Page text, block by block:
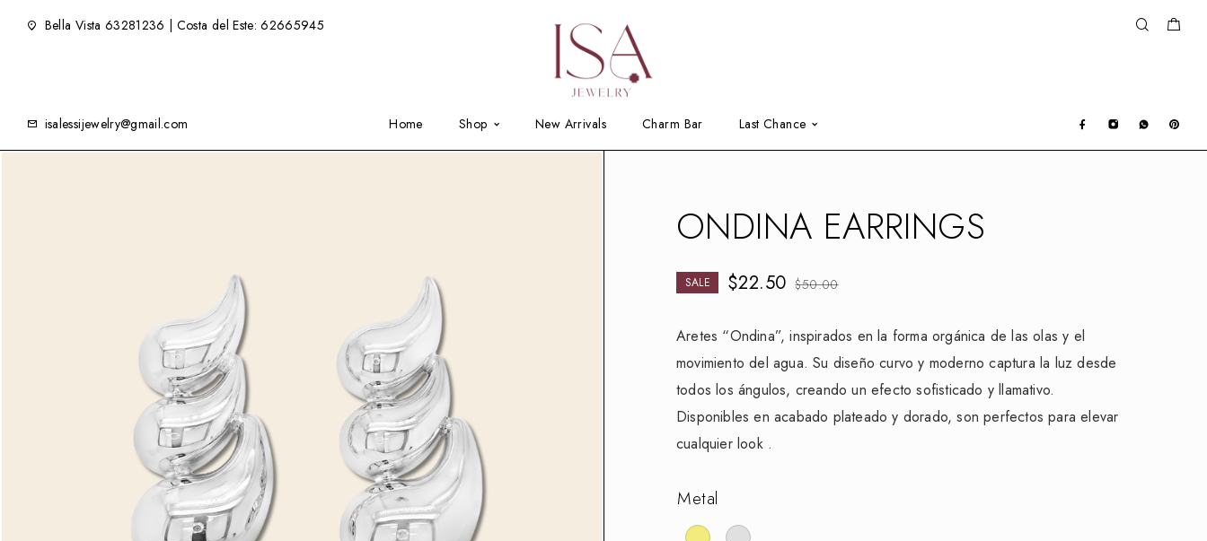
Bella Vista 63281236 | Costa del Este: 62665945
isalessijewelry@gmail.com Home Shop New Arrivals Charm Bar Last Chance
ONDINA EARRINGS
SALE $50.00
$22.50
Aretes “Ondina”, inspirados en la forma orgánica de las olas y el
movimiento del agua. Su diseño curvo y moderno captura la luz desde
todos los ángulos, creando un efecto sofisticado y llamativo.
Disponibles en acabado plateado y dorado, son perfectos para elevar
cualquier look .
Metal